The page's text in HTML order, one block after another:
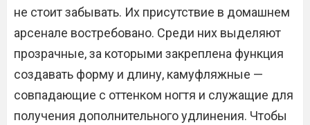
не стоит забывать. Их присутствие в домашнем
арсенале востребовано. Среди них выделяют
прозрачные, за которыми закреплена функция
создавать форму и длину, камуфляжные —
совпадающие с оттенком ногтя и служащие для
получения дополнительного удлинения. Чтобы